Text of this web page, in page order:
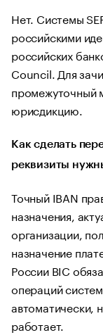
Нет. Системы
российскими
российских
Council. Для
промежуточный
юрисдикцию.
Как сделать
реквизиты
Точный IBAN
назначения,
организации,
назначение
России BIC
операций
автоматически,
работает.